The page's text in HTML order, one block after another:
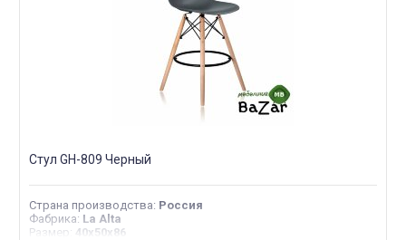
Стул GH-809 Черный
Страна производства: Россия
Фабрика: La Alta
Размер : 40х50х86